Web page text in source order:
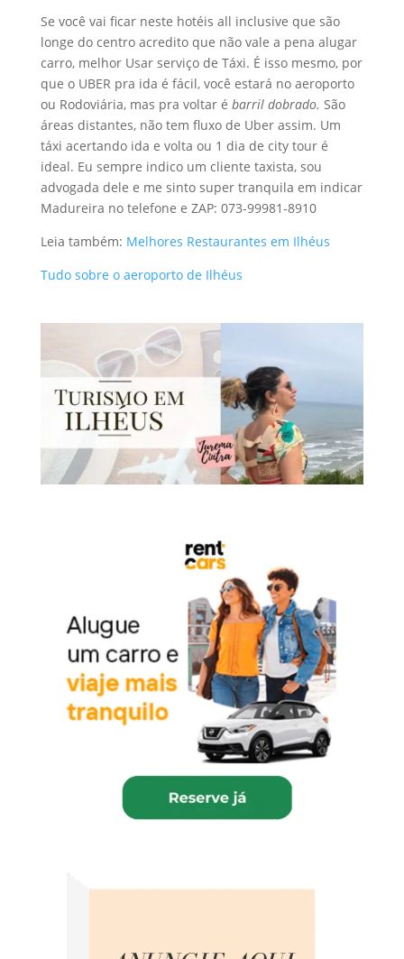
Se você vai ficar neste hotéis all inclusive que são
longe do centro acredito que não vale a pena alugar
carro, melhor Usar serviço de Táxi. É isso mesmo, por
que o UBER pra ida é fácil, você estará no aeroporto
ou Rodoviária, mas pra voltar é barril dobrado. São
áreas distantes, não tem fluxo de Uber assim. Um
táxi acertando ida e volta ou 1 dia de city tour é
ideal. Eu sempre indico um cliente taxista, sou
advogada dele e me sinto super tranquila em indicar
Madureira no telefone e ZAP: 073-99981-8910
Leia também: Melhores Restaurantes em Ilhéus
Tudo sobre o aeroporto de Ilhéus